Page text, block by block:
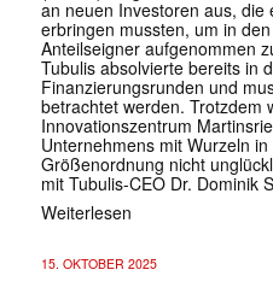
an neuen Investoren aus, die
erbringen mussten, um in
Anteilseigner aufgenommen
Tubulis absolvierte bereits in
Finanzierungsrunden und
betrachtet werden. Trotzdem
Innovationszentrum
Unternehmens mit Wurzeln
Größenordnung nicht
mit Tubulis-CEO Dr. Dominik
Weiterlesen
15. OKTOBER 2025